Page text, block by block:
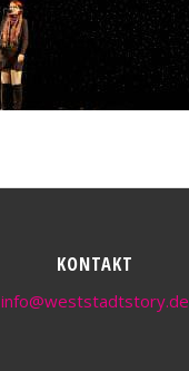
KONTAKT
info@weststadtstory.de